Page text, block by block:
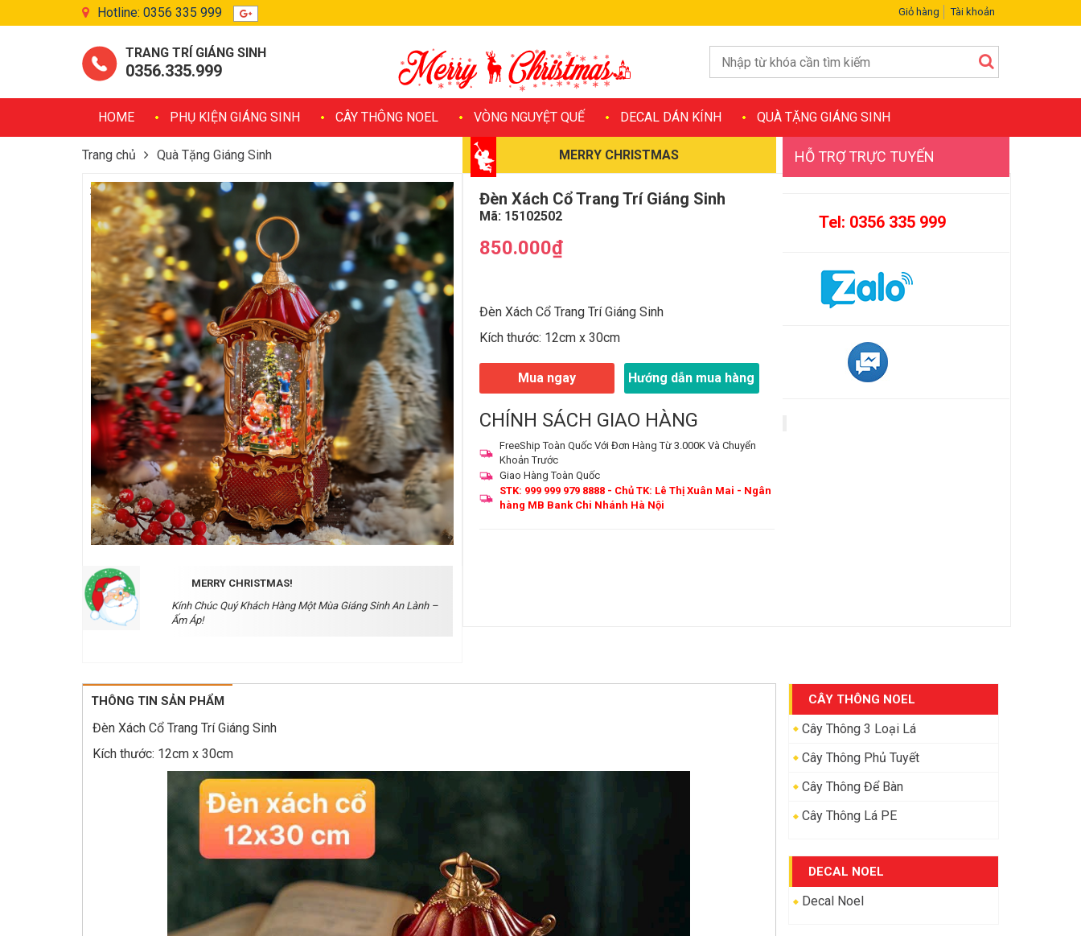
Hotline: 0356 335 999 Giỏ hàng Tài khoản
TRANG TRÍ GIÁNG SINH
0356.335.999
HOME PHỤ KIỆN GIÁNG SINH CÂY THÔNG NOEL VÒNG NGUYỆT QUẾ DECAL DÁN KÍNH QUÀ TẶNG GIÁNG SINH
Trang chủ Quà Tặng Giáng Sinh
Đèn Xách Cổ Trang Trí Giáng Sinh
MERRY CHRISTMAS
MERRY CHRISTMAS!
Kính Chúc Quý Khách Hàng Một Mùa Giáng Sinh An Lành –
Ấm Áp!
Đèn Xách Cổ Trang Trí Giáng Sinh
Mã: 15102502
850.000₫
Đèn Xách Cổ Trang Trí Giáng Sinh
Kích thước: 12cm x 30cm
Mua ngay Hướng dẫn mua hàng
CHÍNH SÁCH GIAO HÀNG
FreeShip Toàn Quốc Với Đơn Hàng Từ 3.000K Và Chuyển
Khoản Trước
Giao Hàng Toàn Quốc
STK: 999 999 979 8888 - Chủ TK: Lê Thị Xuân Mai - Ngân
hàng MB Bank Chi Nhánh Hà Nội
HỖ TRỢ TRỰC TUYẾN
Tel: 0356 335 999
CÂY THÔNG NOEL
Cây Thông 3 Loại Lá
Cây Thông Phủ Tuyết
Cây Thông Để Bàn
Cây Thông Lá PE
DECAL NOEL
Decal Noel
THÔNG TIN SẢN PHẨM
Đèn Xách Cổ Trang Trí Giáng Sinh
Kích thước: 12cm x 30cm